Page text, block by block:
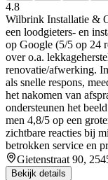
4.8
Wilbrink Installatie &
een loodgieters- en
op Google (5/5 op 24
over o.a.
renovatie/afwerking.
als snelle respons,
het nakomen van
ondersteunen het
men 4,8/5 op een
zichtbare reacties bij
betrokken service en
Gietenstraat 90,
Bekijk details